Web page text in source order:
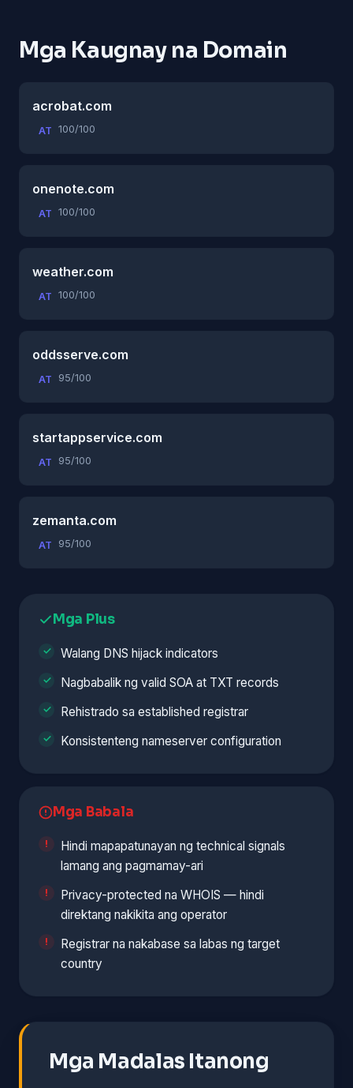
Mga Kaugnay na Domain
acrobat.com
AT 100/100
onenote.com
AT 100/100
weather.com
AT 100/100
oddsserve.com
AT 95/100
startappservice.com
AT 95/100
zemanta.com
AT 95/100
Mga Plus
Walang DNS hijack indicators
Nagbabalik ng valid SOA at TXT records
Rehistrado sa established registrar
Konsistenteng nameserver configuration
Mga Babala
Hindi mapapatunayan ng technical signals
lamang ang pagmamay-ari
Privacy-protected na WHOIS — hindi
direktang nakikita ang operator
Registrar na nakabase sa labas ng target
country
Mga Madalas Itanong